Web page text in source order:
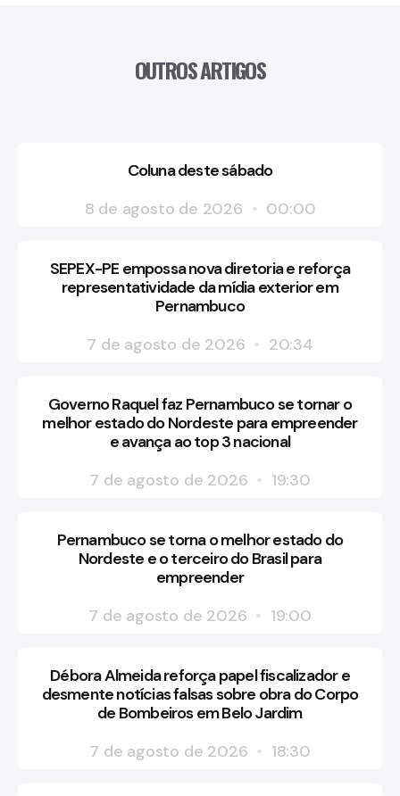
OUTROS ARTIGOS
Coluna deste sábado
8 de agosto de 2026
00:00
SEPEX-PE empossa nova diretoria e reforça
representatividade da mídia exterior em
Pernambuco
7 de agosto de 2026
20:34
Governo Raquel faz Pernambuco se tornar o
melhor estado do Nordeste para empreender
e avança ao top 3 nacional
7 de agosto de 2026
19:30
Pernambuco se torna o melhor estado do
Nordeste e o terceiro do Brasil para
empreender
7 de agosto de 2026
19:00
Débora Almeida reforça papel fiscalizador e
desmente notícias falsas sobre obra do Corpo
de Bombeiros em Belo Jardim
7 de agosto de 2026
18:30